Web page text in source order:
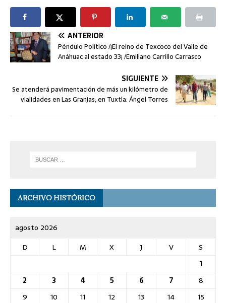
ANTERIOR
Péndulo Político /¡El reino de Texcoco del Valle de
Anáhuac al estado 33¡ /Emiliano Carrillo Carrasco
SIGUIENTE
Se atenderá pavimentación de más un kilómetro de
vialidades en Las Granjas, en Tuxtla: Ángel Torres
ARCHIVO HISTÓRICO
agosto 2026
D
L M X J V
S
1
2
3 4 5 6 7
8
9
10 11 12 13 14
15